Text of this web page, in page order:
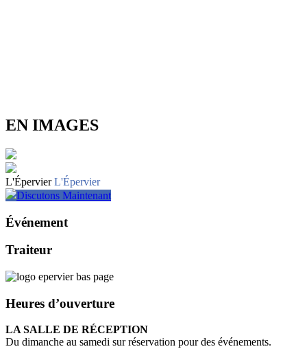
EN IMAGES
L'Épervier L'Épervier
Discutons Maintenant
Événement
Traiteur
Heures d’ouverture
LA SALLE DE RÉCEPTION
Du dimanche au samedi sur réservation pour des événements.